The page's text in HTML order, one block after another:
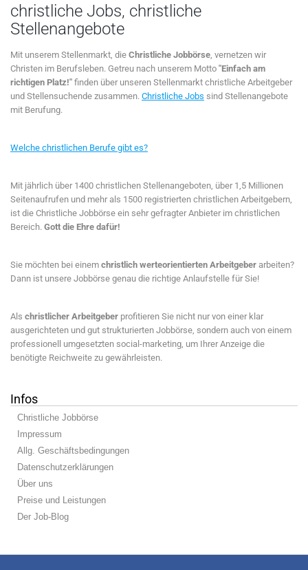
christliche Jobs, christliche
Stellenangebote
Mit unserem Stellenmarkt, die Christliche Jobbörse , vernetzen wir
Christen im Berufsleben. Getreu nach unserem Motto "Einfach am
richtigen Platz!" finden über unseren Stellenmarkt christliche Arbeitgeber
und Stellensuchende zusammen. Christliche Jobs sind Stellenangebote
mit Berufung.
Welche christlichen Berufe gibt es?
Mit jährlich über 1400 christlichen Stellenangeboten, über 1,5 Millionen
Seitenaufrufen und mehr als 1500 registrierten christlichen Arbeitgebern,
ist die Christliche Jobbörse ein sehr gefragter Anbieter im christlichen
Bereich. Gott die Ehre dafür!
Sie möchten bei einem christlich werteorientierten Arbeitgeber arbeiten?
Dann ist unsere Jobbörse genau die richtige Anlaufstelle für Sie!
Als christlicher Arbeitgeber profitieren Sie nicht nur von einer klar
ausgerichteten und gut strukturierten Jobbörse, sondern auch von einem
professionell umgesetzten social-marketing, um Ihrer Anzeige die
benötigte Reichweite zu gewährleisten.
Infos
Christliche Jobbörse
Impressum
Allg. Geschäftsbedingungen
Datenschutzerklärungen
Über uns
Preise und Leistungen
Der Job-Blog